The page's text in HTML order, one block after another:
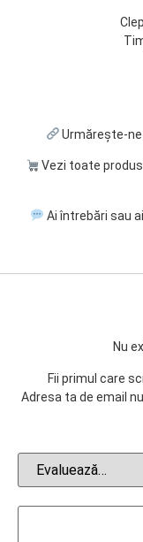
Urmărește-ne
Vezi toate
Ai întrebări sau
Nu
Fii primul care
Adresa ta de email